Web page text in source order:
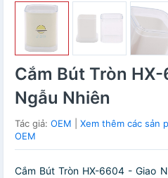
Cắm Bút Tròn
Ngẫu Nhiên
Tác giả: OEM
Xem thêm các sản
OEM
Cắm Bút Tròn HX-6604 - Giao